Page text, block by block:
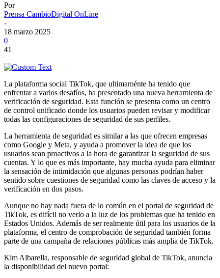
Por
Prensa CambioDigital OnLine
-
18 marzo 2025
0
41
La plataforma social TikTok, que ultimaménte ha tenido que
enfrentar a varios desafíos, ha presentado una nueva herramienta de
verificación de seguridad. Esta función se presenta como un centro
de control unificado donde los usuarios pueden revisar y modificar
todas las configuraciones de seguridad de sus perfiles.
La herramienta de seguridad es similar a las que ofrecen empresas
como Google y Meta, y ayuda a promover la idea de que los
usuarios sean proactivos a la hora de garantizar la seguridad de sus
cuentas. Y lo que es más importante, hay mucha ayuda para eliminar
la sensación de intimidación que algunas personas podrían haber
sentido sobre cuestiones de seguridad como las claves de acceso y la
verificación en dos pasos.
Aunque no hay nada fuera de lo común en el portal de seguridad de
TikTok, es difícil no verlo a la luz de los problemas que ha tenido en
Estados Unidos. Además de ser realmente útil para los usuarios de la
plataforma, el centro de comprobación de seguridad también forma
parte de una campaña de relaciones públicas más amplia de TikTok.
Kim Albarella, responsable de seguridad global de TikTok, anuncia
la disponibilidad del nuevo portal: